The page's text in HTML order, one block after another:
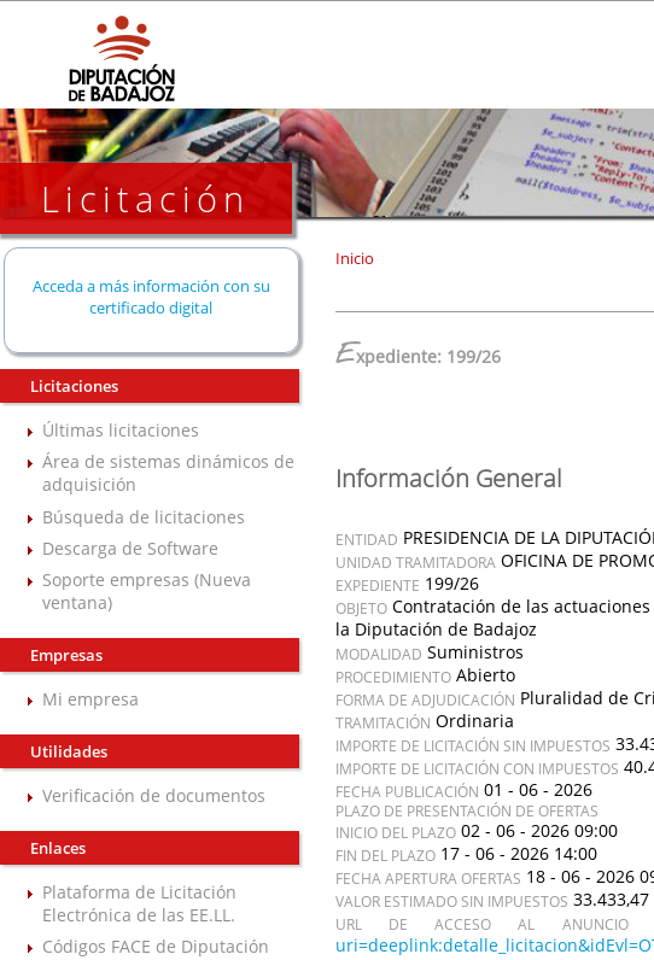
Licitación
Acceda a más información con su
certificado digital
Licitaciones
Últimas licitaciones
Área de sistemas dinámicos de
adquisición
Búsqueda de licitaciones
Descarga de Software
Soporte empresas (Nueva
ventana)
Empresas
Mi empresa
Utilidades
Verificación de documentos
Enlaces
Plataforma de Licitación
Electrónica de las EE.LL.
Códigos FACE de Diputación
Inicio
Expediente: 199/26
Información General
ENTIDAD PRESIDENCIA DE LA
UNIDAD TRAMITADORA OFICINA DE
EXPEDIENTE 199/26
OBJETO Contratación de las
la Diputación de Badajoz
MODALIDAD Suministros
PROCEDIMIENTO Abierto
FORMA DE ADJUDICACIÓN Pluralidad de
TRAMITACIÓN Ordinaria
IMPORTE DE LICITACIÓN SIN IMPUESTOS
IMPORTE DE LICITACIÓN CON IMPUESTOS
FECHA PUBLICACIÓN 01 - 06 - 2026
PLAZO DE PRESENTACIÓN DE OFERTAS
INICIO DEL PLAZO 02 - 06 - 2026 09:00
FIN DEL PLAZO 17 - 06 - 2026 14:00
FECHA APERTURA OFERTAS 18 - 06 - 2026
VALOR ESTIMADO SIN IMPUESTOS 33.433,47
URL DE ACCESO AL ANUNCIO